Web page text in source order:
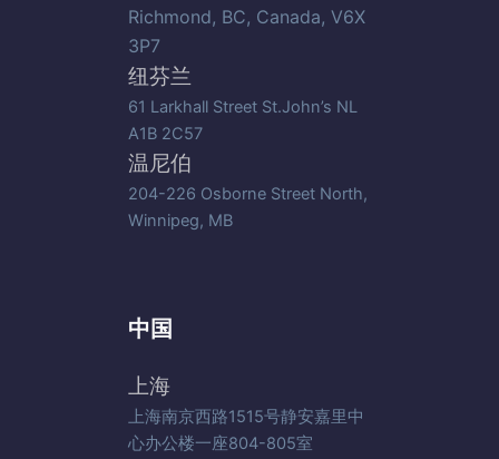
Richmond, BC, Canada, V6X
3P7
纽芬兰
61 Larkhall Street St.John’s NL
A1B 2C57
温尼伯
204-226 Osborne Street North,
Winnipeg, MB
中国
上海
上海南京西路1515号静安嘉里中
心办公楼一座804-805室